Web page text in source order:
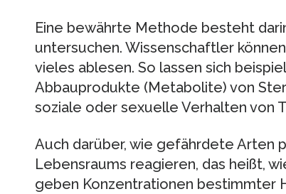
Eine bewährte Methode besteht
untersuchen. Wissenschaftler
vieles ablesen. So lassen sich
Abbauprodukte (Metabolite) von
soziale oder sexuelle Verhalten von
Auch darüber, wie gefährdete Arten
Lebensraums reagieren, das heißt,
geben Konzentrationen bestimmter